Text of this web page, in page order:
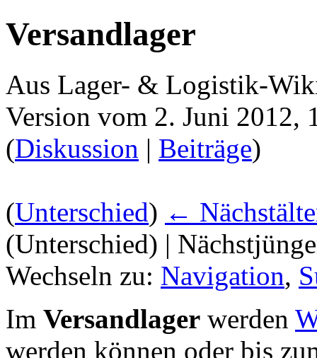
Versandlager
Aus Lager- & Logistik-
Version vom 2. Juni 2012,
(Diskussion | Beiträge)
(Unterschied) ←
(Unterschied) |
Wechseln zu: Navigation,
Im Versandlager werden
werden können oder bis